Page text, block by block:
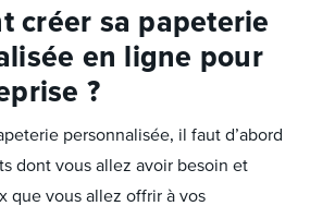
créer sa papeterie
en ligne pour
?
personnalisée, il faut d’abord
dont vous allez avoir besoin et
que vous allez offrir à vos